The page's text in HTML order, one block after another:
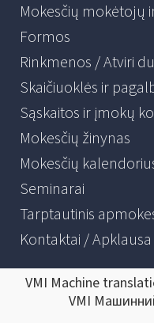
Mokesčių mokėtojų
Formos
Rinkmenos / Atviri
Skaičiuoklės ir
Sąskaitos ir įmokų
Mokesčių žinynas
Mokesčių
Seminarai
Tarptautinis
Kontaktai / Apklausa
VMI Machine
VMI